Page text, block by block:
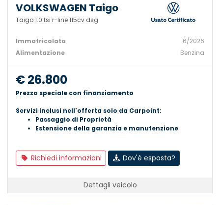
VOLKSWAGEN Taigo
Taigo 1.0 tsi r-line 115cv dsg
Immatricolata
6/2026
Alimentazione
Benzina
€ 26.800
Prezzo speciale con finanziamento
Servizi inclusi nell'offerta solo da Carpoint:
Passaggio di Proprietà
Estensione della garanzia e manutenzione
Richiedi informazioni Dov'è esposta?
Dettagli veicolo